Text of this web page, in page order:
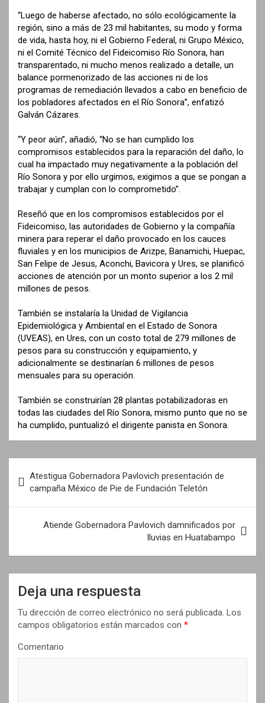
“Luego de haberse afectado, no sólo ecológicamente la
región, sino a más de 23 mil habitantes, su modo y forma
de vida, hasta hoy, ni el Gobierno Federal, ni Grupo México,
ni el Comité Técnico del Fideicomiso Río Sonora, han
transparentado, ni mucho menos realizado a detalle, un
balance pormenorizado de las acciones ni de los
programas de remediación llevados a cabo en beneficio de
los pobladores afectados en el Río Sonora”, enfatizó
Galván Cázares.
“Y peor aún”, añadió, “No se han cumplido los
compromisos establecidos para la reparación del daño, lo
cual ha impactado muy negativamente a la población del
Río Sonora y por ello urgimos, exigimos a que se pongan a
trabajar y cumplan con lo comprometido”.
Reseñó que en los compromisos establecidos por el
Fideicomiso, las autoridades de Gobierno y la compañía
minera para reperar el daño provocado en los cauces
fluviales y en los municipios de Arizpe, Banamichi, Huepac,
San Felipe de Jesus, Aconchi, Bavicora y Ures, se planificó
acciones de atención por un monto superior a los 2 mil
millones de pesos.
También se instalaría la Unidad de Vigilancia
Epidemiológica y Ambiental en el Estado de Sonora
(UVEAS), en Ures, con un costo total de 279 millones de
pesos para su construcción y equipamiento, y
adicionalmente se destinarían 6 millones de pesos
mensuales para su operación.
También se construirían 28 plantas potabilizadoras en
todas las ciudades del Río Sonora, mismo punto que no se
ha cumplido, puntualizó el dirigente panista en Sonora.
v
Atestigua Gobernadora Pavlovich presentación de
campaña México de Pie de Fundación Teletón
Atiende Gobernadora Pavlovich damnificados por
lluvias en Huatabampo
Deja una respuesta
Tu dirección de correo electrónico no será publicada. Los
campos obligatorios están marcados con *
Comentario